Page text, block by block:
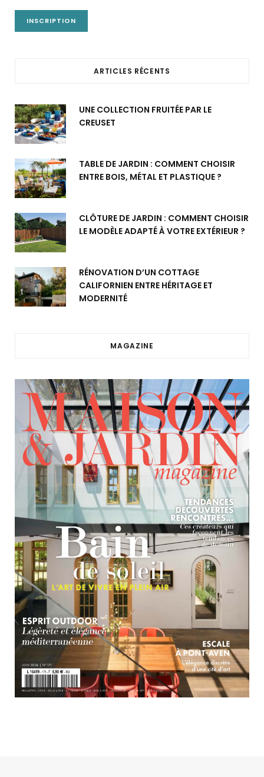
ARTICLES RÉCENTS
UNE COLLECTION FRUITÉE PAR LE
CREUSET
TABLE DE JARDIN : COMMENT CHOISIR
ENTRE BOIS, MÉTAL ET PLASTIQUE ?
CLÔTURE DE JARDIN : COMMENT CHOISIR
LE MODÈLE ADAPTÉ À VOTRE EXTÉRIEUR ?
RÉNOVATION D’UN COTTAGE
CALIFORNIEN ENTRE HÉRITAGE ET
MODERNITÉ
MAGAZINE